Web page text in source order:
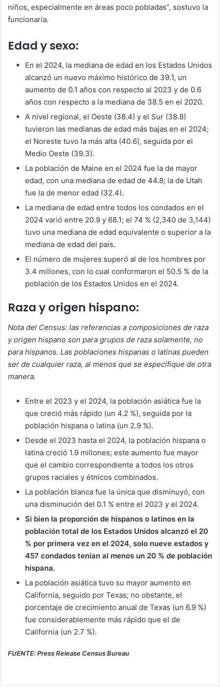
niños, especialmente en áreas poco pobladas”, sostuvo la
funcionaria.
Edad y sexo:
En el 2024, la mediana de edad en los Estados Unidos
alcanzó un nuevo máximo histórico de 39.1, un
aumento de 0.1 años con respecto al 2023 y de 0.6
años con respecto a la mediana de 38.5 en el 2020.
A nivel regional, el Oeste (38.4) y el Sur (38.8)
tuvieron las medianas de edad más bajas en el 2024;
el Noreste tuvo la más alta (40.6), seguida por el
Medio Oeste (39.3).
La población de Maine en el 2024 fue la de mayor
edad, con una mediana de edad de 44.8; la de Utah
fue la de menor edad (32.4).
La mediana de edad entre todos los condados en el
2024 varió entre 20.9 y 68.1; el 74 % (2,340 de 3,144)
tuvo una mediana de edad equivalente o superior a la
mediana de edad del país.
El número de mujeres superó al de los hombres por
3.4 millones, con lo cual conformaron el 50.5 % de la
población de los Estados Unidos en el 2024.
Raza y origen hispano:
Nota del Census: las referencias a composiciones de raza
y origen hispano son para grupos de raza solamente, no
para hispanos. Las poblaciones hispanas o latinas pueden
ser de cualquier raza, al menos que se especifique de otra
manera.
Entre el 2023 y el 2024, la población asiática fue la
que creció más rápido (un 4.2 %), seguida por la
población hispana o latina (un 2.9 %).
Desde el 2023 hasta el 2024, la población hispana o
latina creció 1.9 millones; este aumento fue mayor
que el cambio correspondiente a todos los otros
grupos raciales y étnicos combinados.
La población blanca fue la única que disminuyó, con
una disminución del 0.1 % entre el 2023 y el 2024.
Si bien la proporción de hispanos o latinos en la
población total de los Estados Unidos alcanzó el 20
% por primera vez en el 2024, solo nueve estados y
457 condados tenían al menos un 20 % de población
hispana.
La población asiática tuvo su mayor aumento en
California, seguido por Texas; no obstante, el
porcentaje de crecimiento anual de Texas (un 6.9 %)
fue considerablemente más rápido que el de
California (un 2.7 %).
FUENTE: Press Release Census Bureau